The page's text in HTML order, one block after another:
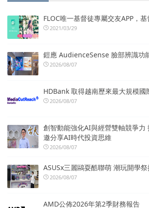
FLOC唯一基督徒專屬交友APP，
2021/03/29
鎧應 AudienceSense 臉部辨識功
2026/08/07
HDBank 取得越南歷來最大規模國
2026/08/07
創智動能強化AI與經營雙軸競爭力
邀分享AI時代投資思維
2026/08/07
ASUSx三麗鷗耍酷聯萌 潮玩開學祭
2026/08/07
AMD公佈2026年第2季財務報告